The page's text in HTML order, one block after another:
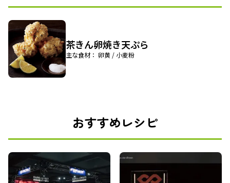
茶きん卵焼き天ぷら
主な食材： 卵黄 / 小麦粉
おすすめレシピ